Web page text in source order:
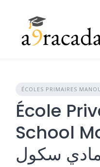
ÉCOLES PRIMAIRES
École
School
سكول